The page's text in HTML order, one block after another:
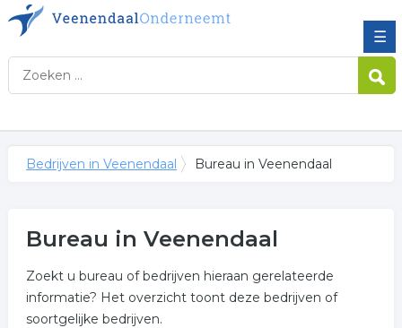
☰
Bedrijven in Veenendaal Bureau in Veenendaal
Bureau in Veenendaal
Zoekt u bureau of bedrijven hieraan gerelateerde
informatie? Het overzicht toont deze bedrijven of
soortgelijke bedrijven.